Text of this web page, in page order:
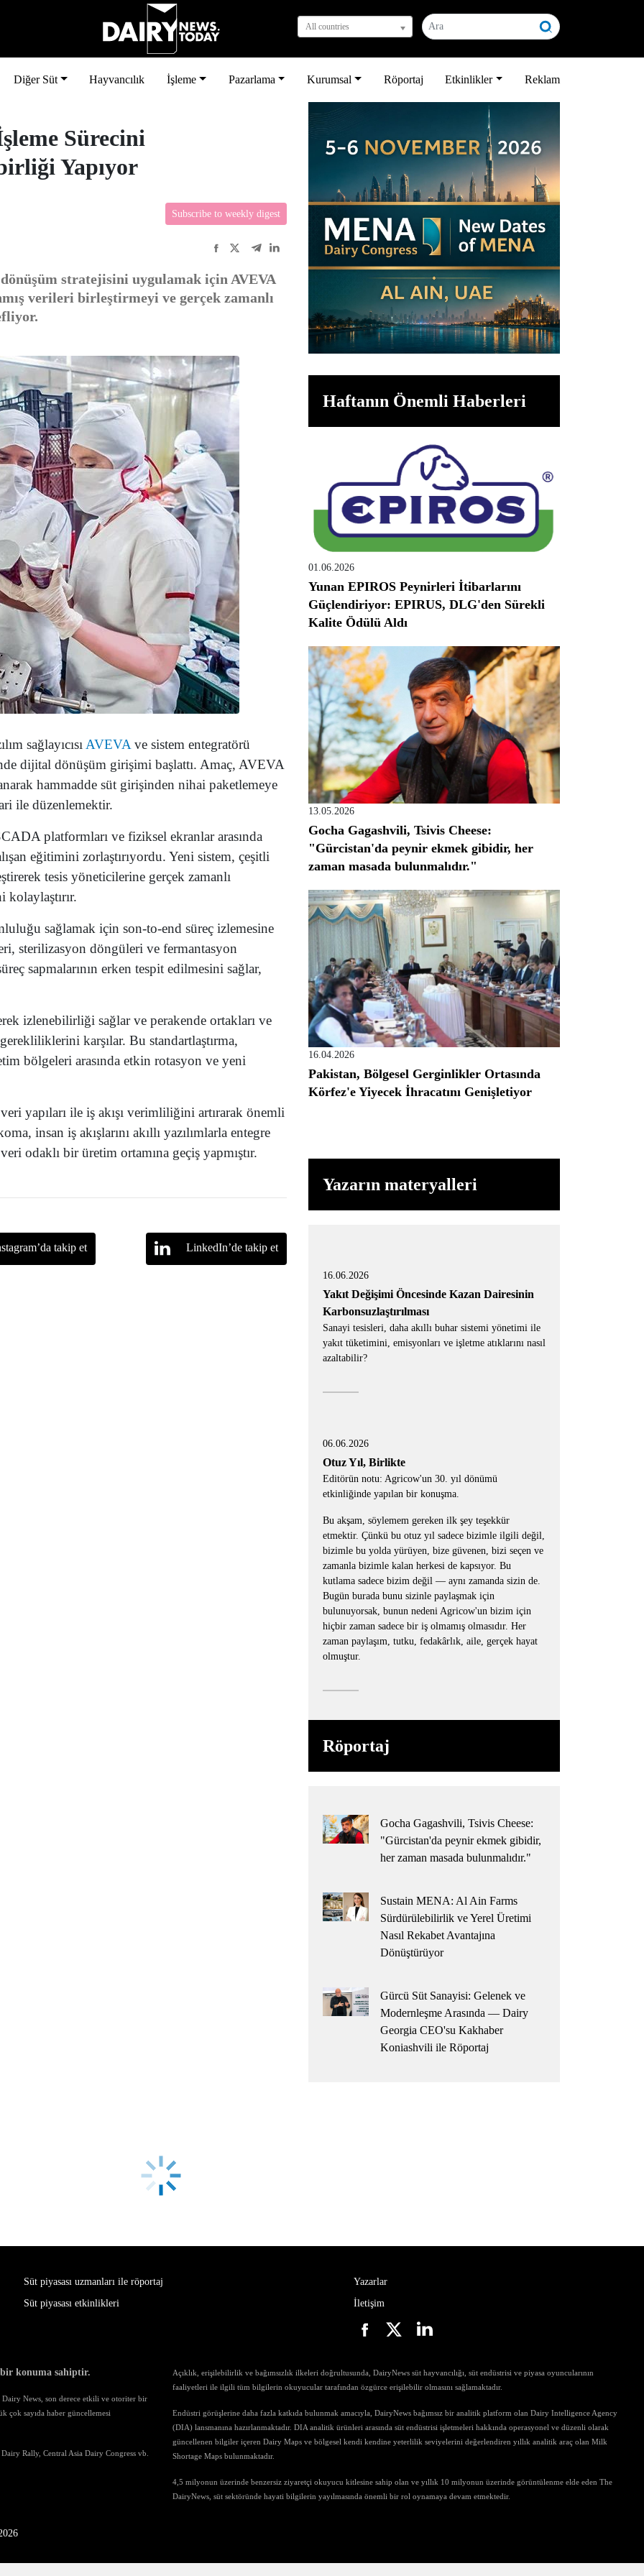
All countries
Diğer Süt Hayvancılık İşleme Pazarlama Kurumsal Röportaj Etkinlikler Reklam
Sürecini
Yapıyor
Subscribe to weekly digest
stratejisini uygulamak için AVEVA
verileri birleştirmeyi ve gerçek zamanlı
sağlayıcısı AVEVA ve sistem entegratörü
dijital dönüşüm girişimi başlattı. Amaç, AVEVA
hammadde süt girişinden nihai paketlemeye
ile düzenlemektir.
platformları ve fiziksel ekranlar arasında
eğitimini zorlaştırıyordu. Yeni sistem, çeşitli
tesis yöneticilerine gerçek zamanlı
sağlamak için son-to-end süreç izlemesine
sterilizasyon döngüleri ve fermantasyon
sapmalarının erken tespit edilmesini sağlar,
izlenebilirliği sağlar ve perakende ortakları ve
karşılar. Bu standartlaştırma,
bölgeleri arasında etkin rotasyon ve yeni
yapıları ile iş akışı verimliliğini artırarak önemli
insan iş akışlarını akıllı yazılımlarla entegre
odaklı bir üretim ortamına geçiş yapmıştır.
takip et LinkedIn’de takip et
Haftanın Önemli Haberleri
01.06.2026
Yunan EPIROS Peynirleri İtibarlarını
Güçlendiriyor: EPIRUS, DLG'den Sürekli
Kalite Ödülü Aldı
13.05.2026
Gocha Gagashvili, Tsivis Cheese:
"Gürcistan'da peynir ekmek gibidir, her
zaman masada bulunmalıdır."
16.04.2026
Pakistan, Bölgesel Gerginlikler Ortasında
Körfez'e Yiyecek İhracatını Genişletiyor
Yazarın materyalleri
16.06.2026
Yakıt Değişimi Öncesinde Kazan Dairesinin
Karbonsuzlaştırılması
Sanayi tesisleri, daha akıllı buhar sistemi yönetimi ile
yakıt tüketimini, emisyonları ve işletme atıklarını nasıl
azaltabilir?
06.06.2026
Otuz Yıl, Birlikte
Editörün notu: Agricow'un 30. yıl dönümü
etkinliğinde yapılan bir konuşma.
Bu akşam, söylemem gereken ilk şey teşekkür
etmektir. Çünkü bu otuz yıl sadece bizimle ilgili değil,
bizimle bu yolda yürüyen, bize güvenen, bizi seçen ve
zamanla bizimle kalan herkesi de kapsıyor. Bu
kutlama sadece bizim değil — aynı zamanda sizin de.
Bugün burada bunu sizinle paylaşmak için
bulunuyorsak, bunun nedeni Agricow'un bizim için
hiçbir zaman sadece bir iş olmamış olmasıdır. Her
zaman paylaşım, tutku, fedakârlık, aile, gerçek hayat
olmuştur.
Röportaj
Gocha Gagashvili, Tsivis Cheese:
"Gürcistan'da peynir ekmek gibidir,
her zaman masada bulunmalıdır."
Sustain MENA: Al Ain Farms
Sürdürülebilirlik ve Yerel Üretimi
Nasıl Rekabet Avantajına
Dönüştürüyor
Gürcü Süt Sanayisi: Gelenek ve
Modernleşme Arasında — Dairy
Georgia CEO'su Kakhaber
Koniashvili ile Röportaj
Süt piyasası uzmanları ile röportaj
Süt piyasası etkinlikleri
Yazarlar
İletişim
bir konuma sahiptir.
Dairy News, son derece etkili ve otoriter bir
çok sayıda haber güncellemesi
Rally, Central Asia Dairy Congress vb.
Açıklık, erişilebilirlik ve bağımsızlık ilkeleri doğrultusunda, DairyNews süt hayvancılığı, süt endüstrisi ve piyasa oyuncularının
faaliyetleri ile ilgili tüm bilgilerin okuyucular tarafından özgürce erişilebilir olmasını sağlamaktadır.
Endüstri görüşlerine daha fazla katkıda bulunmak amacıyla, DairyNews bağımsız bir analitik platform olan Dairy Intelligence Agency
(DIA) lansmanına hazırlanmaktadır. DIA analitik ürünleri arasında süt endüstrisi işletmeleri hakkında operasyonel ve düzenli olarak
güncellenen bilgiler içeren Dairy Maps ve bölgesel kendi kendine yeterlilik seviyelerini değerlendiren yıllık analitik araç olan Milk
Shortage Maps bulunmaktadır.
4,5 milyonun üzerinde benzersiz ziyaretçi okuyucu kitlesine sahip olan ve yıllık 10 milyonun üzerinde görüntülenme elde eden The
DairyNews, süt sektöründe hayati bilgilerin yayılmasında önemli bir rol oynamaya devam etmektedir.